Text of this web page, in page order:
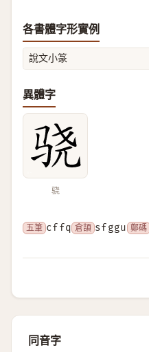
各書體字形實例
說文小篆
異體字
骁
五筆 cffq 倉頡 sfggu 鄭碼
同音字